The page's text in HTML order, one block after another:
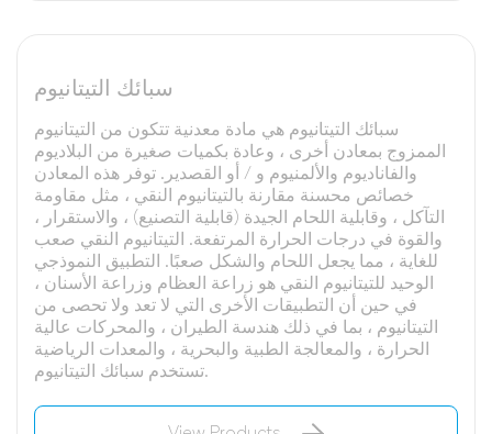
سبائك التيتانيوم
سبائك التيتانيوم هي مادة معدنية تتكون من التيتانيوم
الممزوج بمعادن أخرى ، وعادة بكميات صغيرة من البلاديوم
والفاناديوم والألمنيوم و / أو القصدير. توفر هذه المعادن
خصائص محسنة مقارنة بالتيتانيوم النقي ، مثل مقاومة
التآكل ، وقابلية اللحام الجيدة (قابلية التصنيع) ، والاستقرار ،
والقوة في درجات الحرارة المرتفعة. التيتانيوم النقي صعب
للغاية ، مما يجعل اللحام والشكل صعبًا. التطبيق النموذجي
الوحيد للتيتانيوم النقي هو زراعة العظام وزراعة الأسنان ،
في حين أن التطبيقات الأخرى التي لا تعد ولا تحصى من
التيتانيوم ، بما في ذلك هندسة الطيران ، والمحركات عالية
الحرارة ، والمعالجة الطبية والبحرية ، والمعدات الرياضية
تستخدم سبائك التيتانيوم.